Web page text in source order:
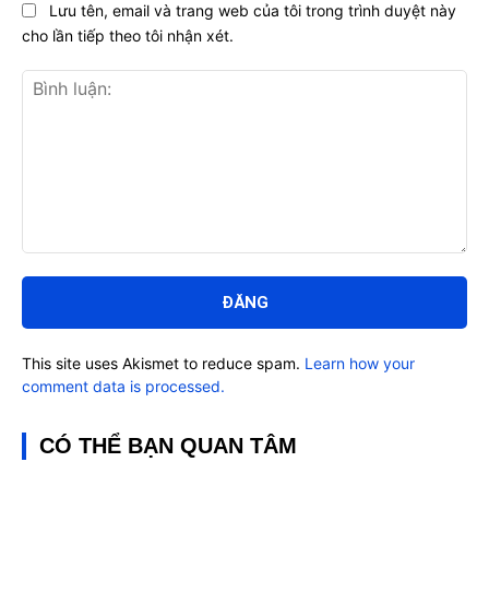
luận:
Lưu tên, email và trang web của tôi trong trình duyệt này
cho lần tiếp theo tôi nhận xét.
This site uses Akismet to reduce spam. Learn how your
comment data is processed.
CÓ THỂ BẠN QUAN TÂM